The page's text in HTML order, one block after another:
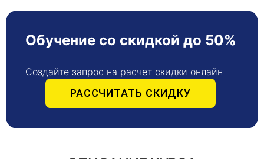
Обучение со скидкой до 50%
Создайте запрос на расчет скидки онлайн
РАССЧИТАТЬ СКИДКУ
Даю согласие на обработку персональных
данных
e-mail рассылку
Получить консультацию
Даю согласие на
обработку персональных
данныхиe-mail рассылку